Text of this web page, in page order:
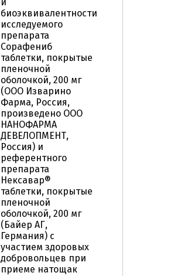
и
биоэквивалентности
исследуемого
препарата
Сорафениб
таблетки, покрытые
пленочной
оболочкой, 200 мг
(ООО Изварино
Фарма, Россия,
произведено ООО
НАНОФАРМА
ДЕВЕЛОПМЕНТ,
Россия) и
референтного
препарата
Нексавар®
таблетки, покрытые
пленочной
оболочкой, 200 мг
(Байер АГ,
Германия) с
участием здоровых
добровольцев при
приеме натощак